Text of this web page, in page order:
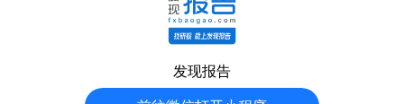
AI工具箱 外贸收款 AIGC工具导航 华经情报网
福昕PDF阅读器 中商情报网 前瞻经济学人
发现报告